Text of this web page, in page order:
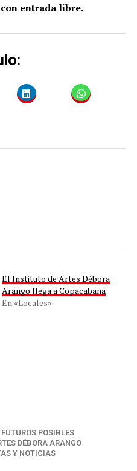
entrada libre.
El Instituto de Artes Débora
Arango llega a Copacabana
En «Locales»
POSIBLES
DÉBORA ARANGO
Y NOTICIAS